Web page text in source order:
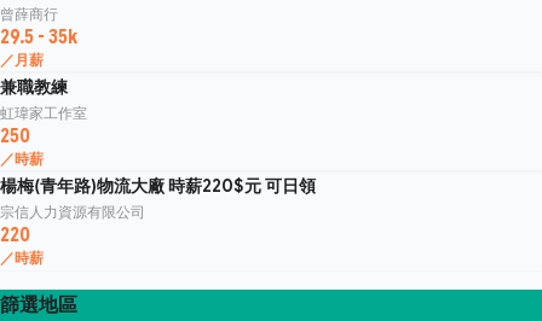
曾薛商行
29.5 - 35k
／月薪
兼職教練
虹瑋家工作室
250
／時薪
楊梅(青年路)物流大廠 時薪220$元 可日領
宗信人力資源有限公司
220
／時薪
篩選地區